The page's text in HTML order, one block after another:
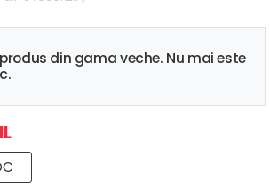
din gama veche. Nu mai este